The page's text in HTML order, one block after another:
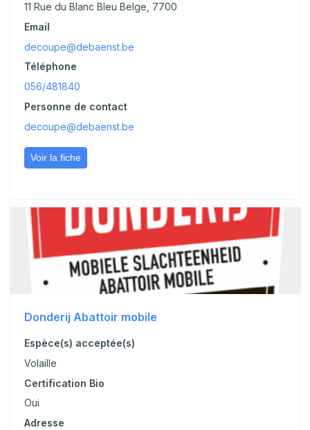
11 Rue du Blanc Bleu Belge, 7700
Email
decoupe@debaenst.be
Téléphone
056/481840
Personne de contact
decoupe@debaenst.be
Voir la fiche
Donderij Abattoir mobile
Espèce(s) acceptée(s)
Volaille
Certification Bio
Oui
Adresse